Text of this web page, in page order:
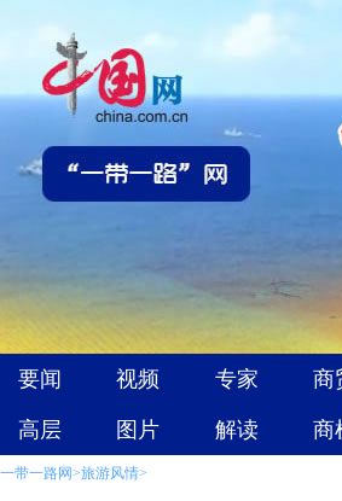
一带一路网>旅游风情>